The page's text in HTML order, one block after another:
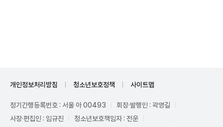
개인정보처리방침 청소년보호정책 사이트맵
정기간행등록번호 : 서울 아 00493
회장·발행인 : 곽영길
사장·편집인 : 임규진
청소년보호책임자 : 전운